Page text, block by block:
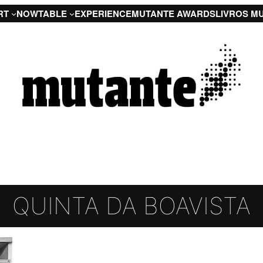
NOWTABLE EXPERIENCEMUTANTE AWARDSLIVROS
QUINTA DA BOAVISTA